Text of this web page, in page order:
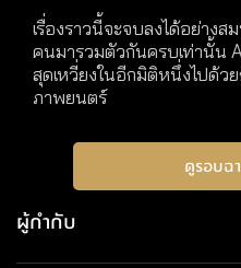
เรื่องราวนี้จะจบลงได้อย่าง
คนมารวมตัวกันครบเท่านั้น
สุดเหวี่ยงในอีกมิติหนึ่งไปด้ว
ภาพยนตร์
ดูรอบฉ
ผู้กำกับ